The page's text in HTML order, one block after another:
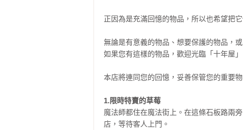
★風靡臺日韓三地小學生、系列累積銷售
◎本系列共12冊
魔法十年屋1：想不想試試時間的魔法？
魔法十年屋3：拒絕委託的十年屋
魔法十年屋5：無法施展的時間魔法
魔法十年屋6：貓學徒的實習時間
魔法十年屋7：限時特賣的時間魔法
正因為是充滿回憶的物品，所以也希望把
無論是有意義的物品、想要保護的物品，
如果您有這樣的物品，歡迎光臨「十年屋」
本店將連同您的回憶，妥善保管您的重要物
1.限時特賣的草莓
魔法師都住在魔法街上。在這條石板路兩
店，等待客人上門。